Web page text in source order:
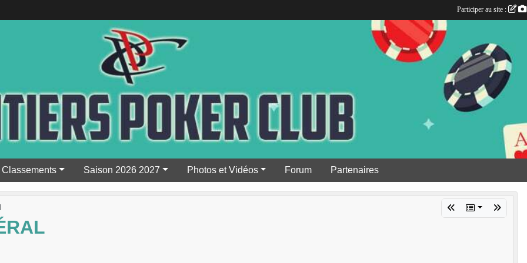
Classements Saison 2026 2027 Photos et Vidéos Forum Partenaires
Participer au site :